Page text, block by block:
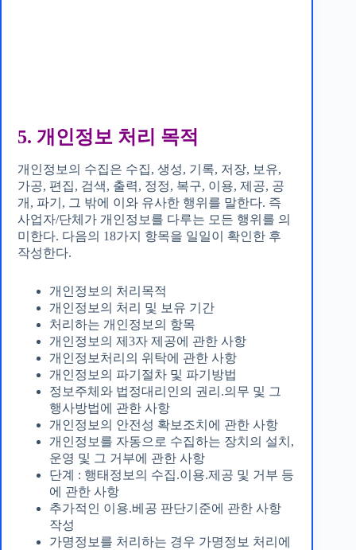
5. 개인정보 처리 목적
개인정보의 수집은 수집, 생성, 기록, 저장, 보유,
가공, 편집, 검색, 출력, 정정, 복구, 이용, 제공, 공
개, 파기, 그 밖에 이와 유사한 행위를 말한다. 즉
사업자/단체가 개인정보를 다루는 모든 행위를 의
미한다. 다음의 18가지 항목을 일일이 확인한 후
작성한다.
개인정보의 처리목적
개인정보의 처리 및 보유 기간
처리하는 개인정보의 항목
개인정보의 제3자 제공에 관한 사항
개인정보처리의 위탁에 관한 사항
개인정보의 파기절차 및 파기방법
정보주체와 법정대리인의 권리.의무 및 그
행사방법에 관한 사항
개인정보의 안전성 확보조치에 관한 사항
개인정보를 자동으로 수집하는 장치의 설치,
운영 및 그 거부에 관한 사항
단계 : 행태정보의 수집.이용.제공 및 거부 등
에 관한 사항
추가적인 이용.베공 판단기준에 관한 사항
작성
가명정보를 처리하는 경우 가명정보 처리에